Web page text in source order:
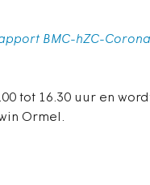
BMC-hZC-
tot 16.30 uur en
Ormel.